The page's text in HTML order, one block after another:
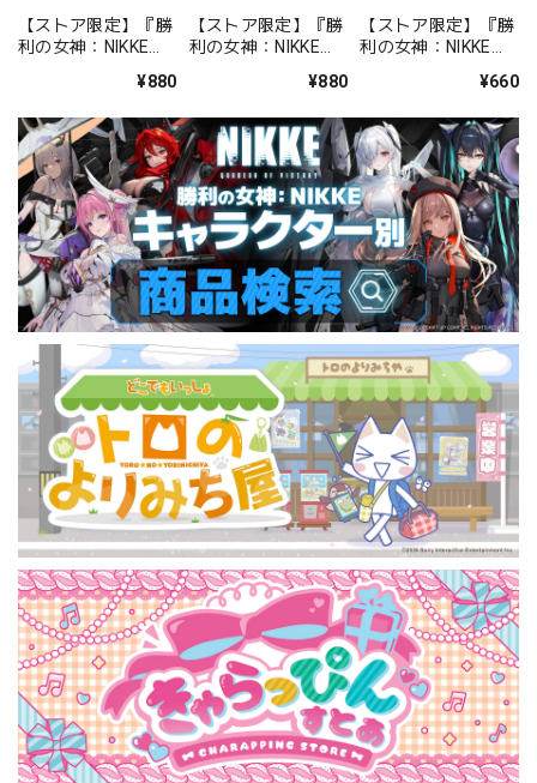
【ストア限定】『勝
利の女神：NIKKE』
風ステッカーセット
¥880
【ストア限定】『勝
利の女神：NIKKE』
風ステッカーセット
¥880
【ストア限定】『勝
利の女神：NIKKE』
ステッカー ミルク¥660